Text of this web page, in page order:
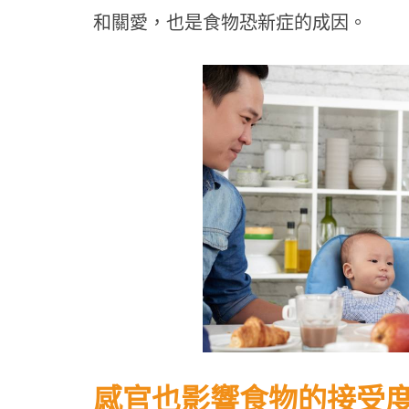
和關愛，也是食物恐新症的成因。
感官也影響食物的接受